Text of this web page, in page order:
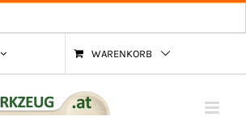
WARENKORB